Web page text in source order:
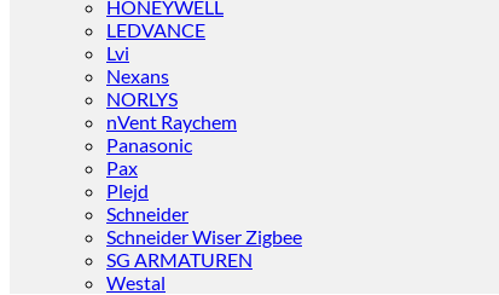
HONEYWELL
LEDVANCE
Lvi
Nexans
NORLYS
nVent Raychem
Panasonic
Pax
Plejd
Schneider
Schneider Wiser Zigbee
SG ARMATUREN
Westal